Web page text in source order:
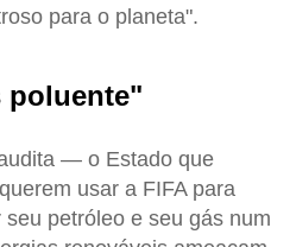
para o planeta".
poluente"
— o Estado que
usar a FIFA para
petróleo e seu gás num